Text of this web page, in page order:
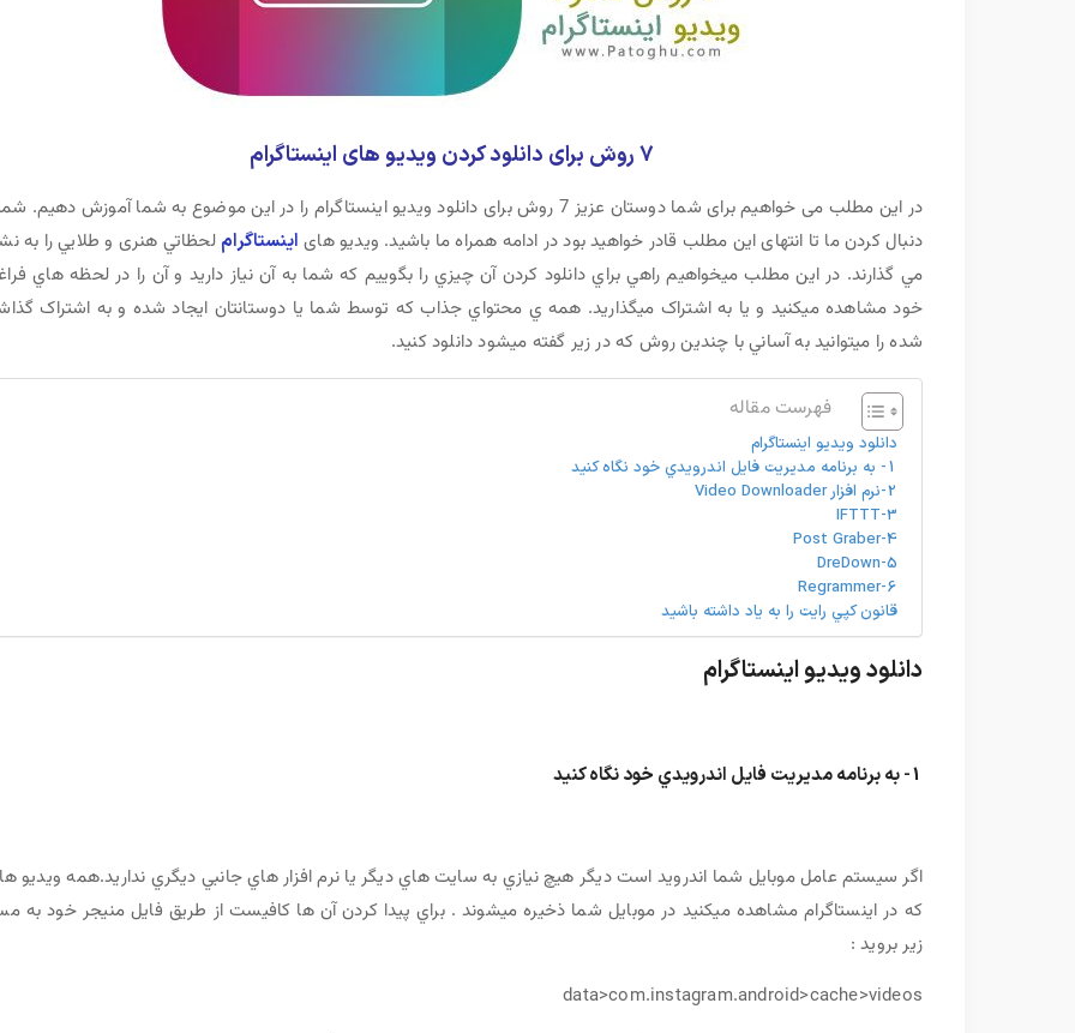
7 روش برای دانلود کردن ویدیو های اینستاگرام
در این مطلب می خواهیم برای شما دوستان عزیز 7 روش برای دانلود ویدیو اینستاگرام را در این موضوع به شما آموزش دهیم.
دنبال کردن ما تا انتهای این مطلب قادر خواهید بود در ادامه همراه ما باشید. ويديو های اينستاگرام لحظاتي هنری و طلايي را به
مي گذارند. در این مطلب ميخواهيم راهي براي دانلود کردن آن چيزي را بگوييم که شما به آن نياز داريد و آن را در لحظه هاي
خود مشاهده ميکنيد و يا به اشتراک ميگذاريد. همه ي محتواي جذاب که توسط شما يا دوستانتان ايجاد شده و به اشتراک
شده را ميتوانيد به آساني با چندين روش که در زير گفته ميشود دانلود کنيد.
فهرست مقاله
دانلود ویدیو اینستاگرام
1- به برنامه مديريت فايل اندرويدي خود نگاه کنيد
2-نرم افزار Video Downloader
3-IFTTT
4-Post Graber
5-DreDown
6-Regrammer
قانون کپي رايت را به ياد داشته باشيد
دانلود ویدیو اینستاگرام
1- به برنامه مديريت فايل اندرويدي خود نگاه کنيد
اگر سيستم عامل موبايل شما اندرويد است ديگر هيچ نيازي به سايت هاي ديگر يا نرم افزار هاي جانبي ديگري نداريد.همه ويديو
که در اينستاگرام مشاهده ميکنيد در موبايل شما ذخيره ميشوند . براي پيدا کردن آن ها کافيست از طريق فايل منيجر خود به
زير برويد :
data>com.instagram.android>cache>videos